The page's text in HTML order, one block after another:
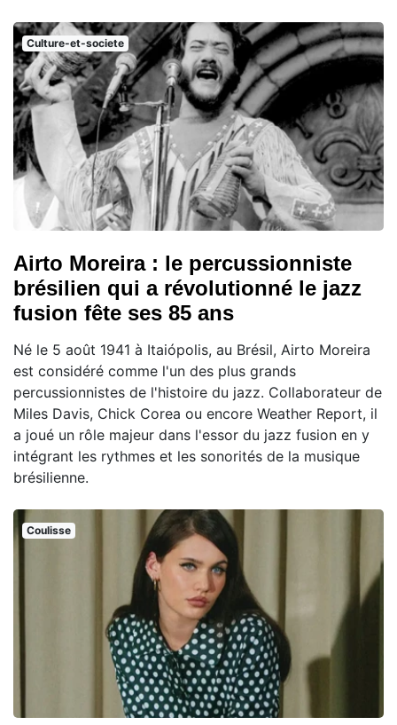
Culture-et-societe
Airto Moreira : le percussionniste
brésilien qui a révolutionné le jazz
fusion fête ses 85 ans
Né le 5 août 1941 à Itaiópolis, au Brésil, Airto Moreira
est considéré comme l'un des plus grands
percussionnistes de l'histoire du jazz. Collaborateur de
Miles Davis, Chick Corea ou encore Weather Report, il
a joué un rôle majeur dans l'essor du jazz fusion en y
intégrant les rythmes et les sonorités de la musique
brésilienne.
Coulisse